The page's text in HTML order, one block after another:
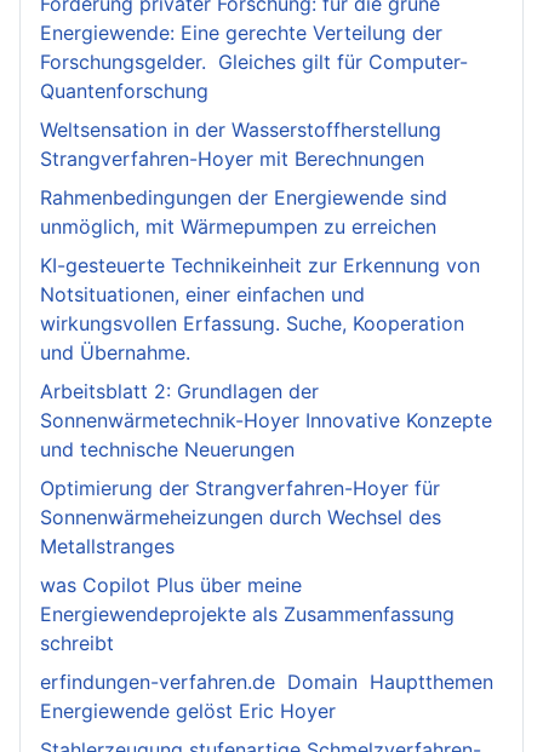
Energiewende: Eine gerechte Verteilung der
Forschungsgelder. Gleiches gilt für Computer-
Quantenforschung
Weltsensation in der Wasserstoffherstellung
Strangverfahren-Hoyer mit Berechnungen
Rahmenbedingungen der Energiewende sind
unmöglich, mit Wärmepumpen zu erreichen
KI-gesteuerte Technikeinheit zur Erkennung von
Notsituationen, einer einfachen und
wirkungsvollen Erfassung. Suche, Kooperation
und Übernahme.
Arbeitsblatt 2: Grundlagen der
Sonnenwärmetechnik-Hoyer Innovative Konzepte
und technische Neuerungen
Optimierung der Strangverfahren-Hoyer für
Sonnenwärmeheizungen durch Wechsel des
Metallstranges
was Copilot Plus über meine
Energiewendeprojekte als Zusammenfassung
schreibt
erfindungen-verfahren.de Domain Hauptthemen
Energiewende gelöst Eric Hoyer